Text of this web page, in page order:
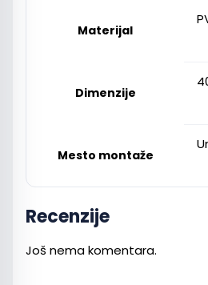
Materijal
Dimenzije
Mesto montaže
Recenzije
Još nema komentara.